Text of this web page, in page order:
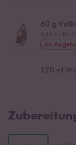
60 g
im
120 ml